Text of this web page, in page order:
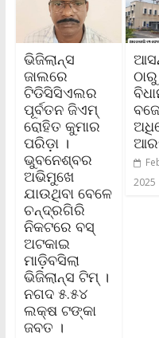
ଭିଜିଲାନ୍ସ
ଜାଲରେ
ଟିଡିସିସିଏଲର
ପୂର୍ବତନ ଜିଏମ୍
ରୋହିତ କୁମାର
ପରିଡ଼ା ।
ଭୁବନେଶ୍ବର
ଅଭିମୁଖେ
ଯାଉଥିବା ବେଳେ
ଚନ୍ଦ୍ରଗିରି
ନିକଟରେ ବସ୍
ଅଟକାଇ
ମାଡ଼ିବସିଲା
ଭିଜିଲାନ୍ସ ଟିମ୍ ।
ନଗଦ ୫.୫୪
ଲକ୍ଷ ଟଙ୍କା
ଜବତ ।
ଠାରୁ
2025